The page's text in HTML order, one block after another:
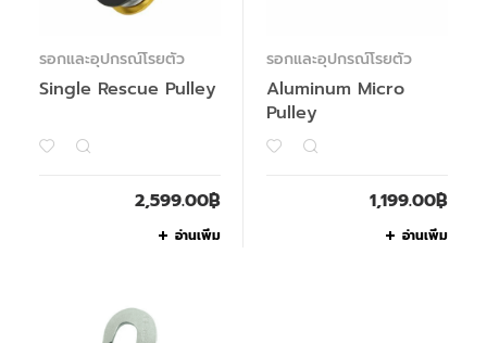
รอกและอุปกรณ์โรยตัว
Single Rescue Pulley
2,599.00฿
อ่านเพิ่ม
รอกและอุปกรณ์โรยตัว
Aluminum Micro
Pulley
1,199.00฿
อ่านเพิ่ม